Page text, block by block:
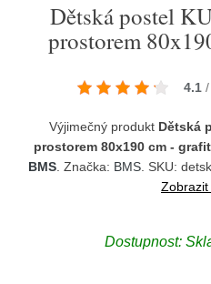
Dětská postel
prostorem
4.1 /
Výjimečný produkt Dětská
prostorem 80x190 cm -
BMS. Značka: BMS. SKU:
Dostupnost: